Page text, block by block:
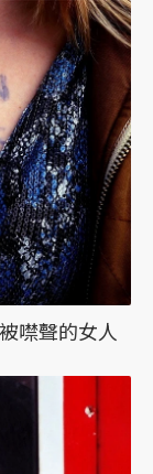
噤聲的女人